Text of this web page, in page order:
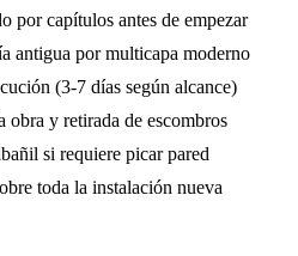
por capítulos antes de empezar
antigua por multicapa moderno
(3-7 días según alcance)
obra y retirada de escombros
si requiere picar pared
toda la instalación nueva